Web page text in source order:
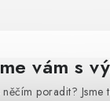
vám s
poradit? Jsme